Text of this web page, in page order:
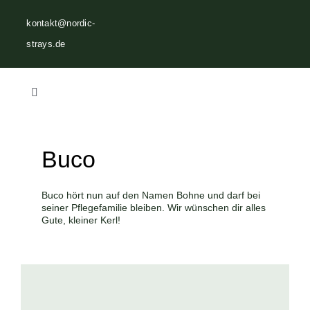
Inhalt
springen
kontakt@nordic-
strays.de
Vermittlungen
Helfen
Buco
Buco hört nun auf den Namen Bohne und darf bei
seiner Pflegefamilie bleiben. Wir wünschen dir alles
Gute, kleiner Kerl!